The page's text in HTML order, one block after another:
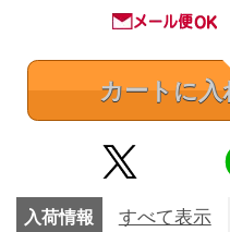
カートに入
入荷情報 すべて表示